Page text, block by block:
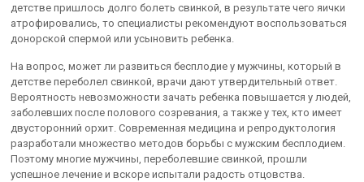
детстве пришлось долго болеть свинкой, в результате чего яички
атрофировались, то специалисты рекомендуют воспользоваться
донорской спермой или усыновить ребенка.
На вопрос, может ли развиться бесплодие у мужчины, который в
детстве переболел свинкой, врачи дают утвердительный ответ.
Вероятность невозможности зачать ребенка повышается у людей,
заболевших после полового созревания, а также у тех, кто имеет
двусторонний орхит. Современная медицина и репродуктология
разработали множество методов борьбы с мужским бесплодием.
Поэтому многие мужчины, переболевшие свинкой, прошли
успешное лечение и вскоре испытали радость отцовства.